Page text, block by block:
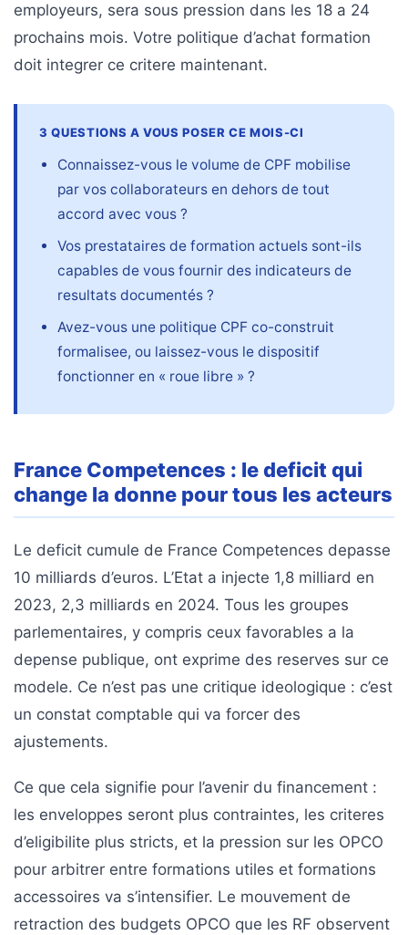
employeurs, sera sous pression dans les 18 a 24
prochains mois. Votre politique d’achat formation
doit integrer ce critere maintenant.
3 QUESTIONS A VOUS POSER CE MOIS-CI
Connaissez-vous le volume de CPF mobilise
par vos collaborateurs en dehors de tout
accord avec vous ?
Vos prestataires de formation actuels sont-ils
capables de vous fournir des indicateurs de
resultats documentés ?
Avez-vous une politique CPF co-construit
formalisee, ou laissez-vous le dispositif
fonctionner en « roue libre » ?
France Competences : le deficit qui
change la donne pour tous les acteurs
Le deficit cumule de France Competences depasse
10 milliards d’euros. L’Etat a injecte 1,8 milliard en
2023, 2,3 milliards en 2024. Tous les groupes
parlementaires, y compris ceux favorables a la
depense publique, ont exprime des reserves sur ce
modele. Ce n’est pas une critique ideologique : c’est
un constat comptable qui va forcer des
ajustements.
Ce que cela signifie pour l’avenir du financement :
les enveloppes seront plus contraintes, les criteres
d’eligibilite plus stricts, et la pression sur les OPCO
pour arbitrer entre formations utiles et formations
accessoires va s’intensifier. Le mouvement de
retraction des budgets OPCO que les RF observent